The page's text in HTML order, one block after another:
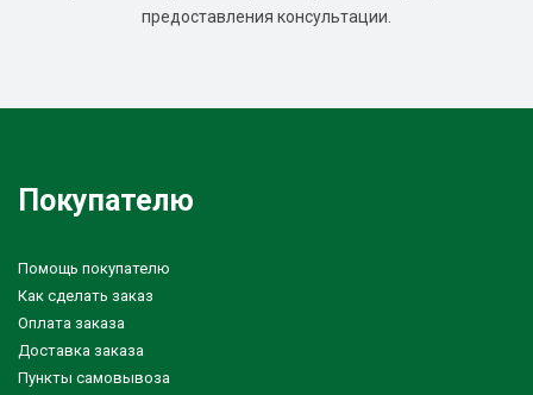
предоставления консультации.
Покупателю
Помощь покупателю
Как сделать заказ
Оплата заказа
Доставка заказа
Пункты самовывоза